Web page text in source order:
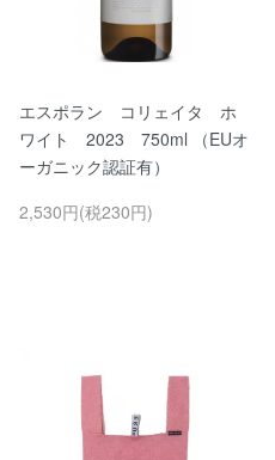
エスポラン コリェイタ ホ
ワイト 2023 750ml （EUオ
ーガニック認証有）
2,530円(税230円)